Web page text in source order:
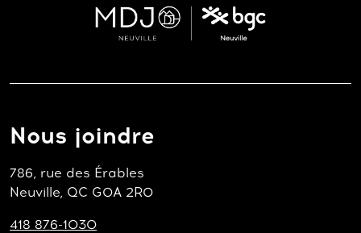
Nous joindre
786, rue des Érables
Neuville, QC G0A 2R0
418 876-1030